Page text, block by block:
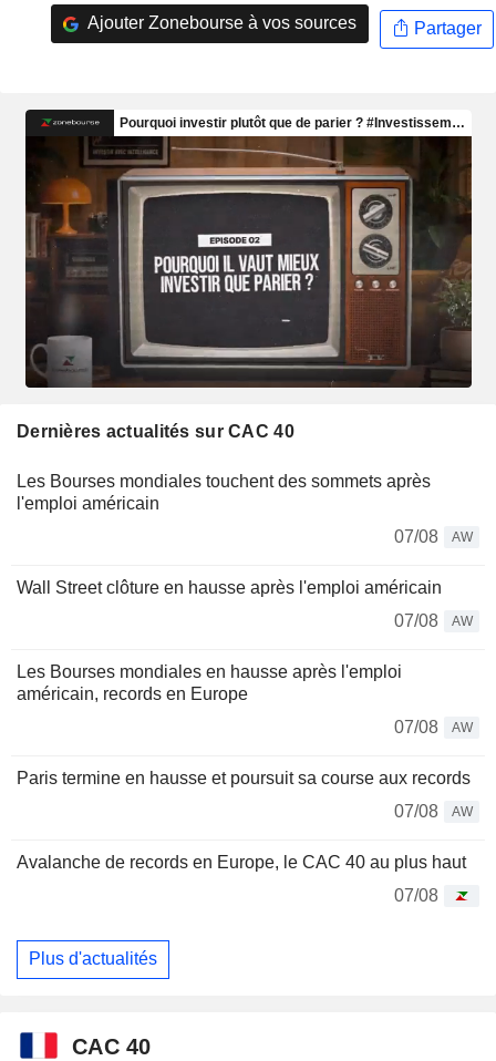
Ajouter Zonebourse à vos sources Partager
Dernières actualités sur CAC 40
Les Bourses mondiales touchent des sommets après
l'emploi américain
07/08
AW
Wall Street clôture en hausse après l'emploi américain
07/08
AW
Les Bourses mondiales en hausse après l'emploi
américain, records en Europe
07/08
AW
Paris termine en hausse et poursuit sa course aux records
07/08
AW
Avalanche de records en Europe, le CAC 40 au plus haut
07/08
Plus d'actualités
CAC 40